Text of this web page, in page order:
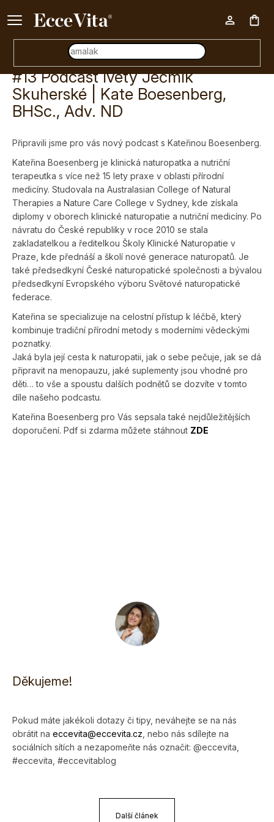
Ke každému nákupu nad 500 Kč dárek zdarma 📦
#13 Podcast Ivety Ječmík
Skuherské | Kate Boesenberg,
BHSc., Adv. ND
Připravili jsme pro vás nový podcast s Kateřinou Boesenberg.
Kateřina Boesenberg je klinická naturopatka a nutriční
terapeutka s více než 15 lety praxe v oblasti přírodní
medicíny. Studovala na Australasian College of Natural
Therapies a Nature Care College v Sydney, kde získala
diplomy v oborech klinické naturopatie a nutriční medicíny. Po
návratu do České republiky v roce 2010 se stala
zakladatelkou a ředitelkou Školy Klinické Naturopatie v
Praze, kde přednáší a školí nové generace naturopatů. Je
také předsedkyní České naturopatické společnosti a bývalou
předsedkyní Evropského výboru Světové naturopatické
federace.
Kateřina se specializuje na celostní přístup k léčbě, který
kombinuje tradiční přírodní metody s moderními vědeckými
poznatky.
Jaká byla její cesta k naturopatii, jak o sebe pečuje, jak se dá
připravit na menopauzu, jaké suplementy jsou vhodné pro
děti… to vše a spoustu dalších podnětů se dozvíte v tomto
díle našeho podcastu.
Kateřina Boesenberg pro Vás sepsala také nejdůležitějších
doporučení. Pdf si zdarma můžete stáhnout ZDE
Děkujeme!
Pokud máte jakékoli dotazy či tipy, neváhejte se na nás
obrátit na eccevita@eccevi­ta.cz , nebo nás sdílejte na
sociálních sítích a nezapomeňte nás označit: @eccevita,
#eccevita, #eccevitablog
Další článek